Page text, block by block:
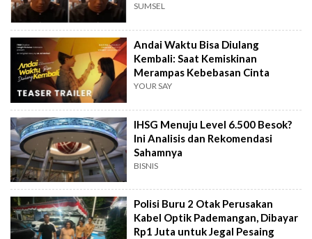
SUMSEL
Andai Waktu Bisa Diulang
Kembali: Saat Kemiskinan
Merampas Kebebasan Cinta
YOUR SAY
IHSG Menuju Level 6.500 Besok?
Ini Analisis dan Rekomendasi
Sahamnya
BISNIS
Polisi Buru 2 Otak Perusakan
Kabel Optik Pademangan, Dibayar
Rp1 Juta untuk Jegal Pesaing